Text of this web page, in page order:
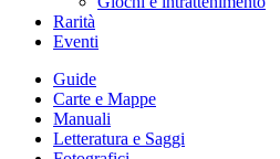
Rarità
Eventi
Guide
Carte e Mappe
Manuali
Letteratura e Saggi